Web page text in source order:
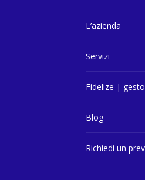
L’azienda
Servizi
Fidelize |
Blog
Richiedi un